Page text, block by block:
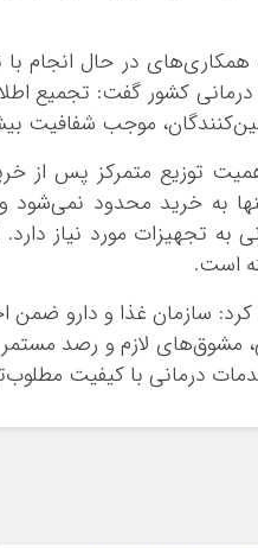
به همکاری‌های در حال
کشور گفت: تجمیع
موجب شفافیت
توزیع متمرکز پس از
به خرید محدود
به تجهیزات مورد نیاز
است.
کرد: سازمان غذا و دارو ضمن
مشوق‌های لازم و رصد
درمانی با کیفیت